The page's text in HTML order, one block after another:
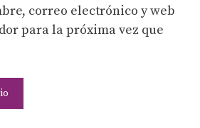
correo electrónico y web
para la próxima vez que